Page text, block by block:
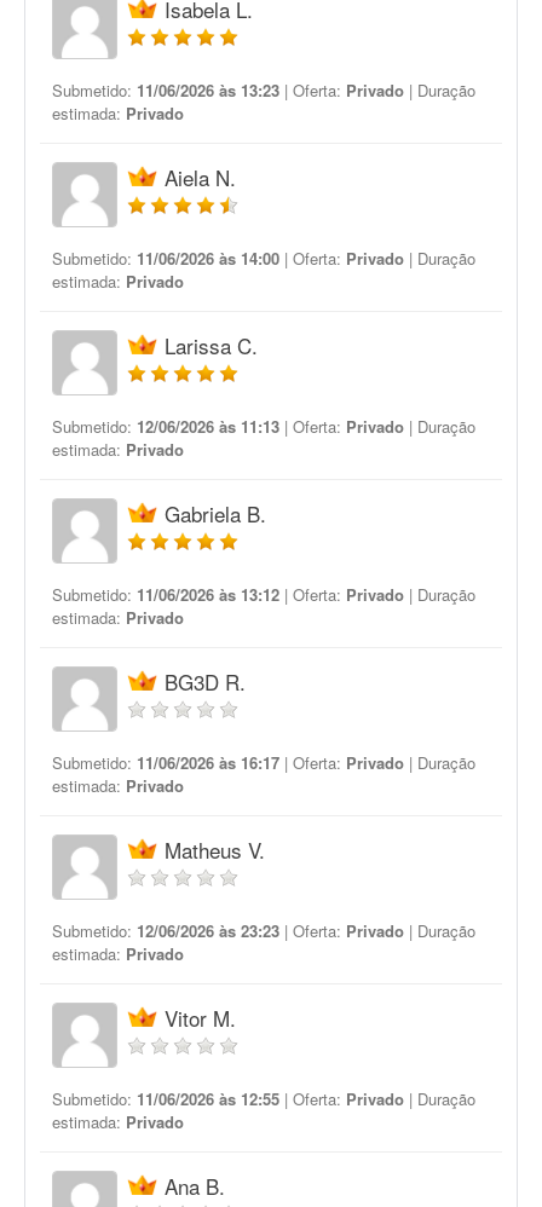
Isabela L.
Submetido: 11/06/2026 às 13:23 | Oferta: Privado | Duração
estimada: Privado
Aiela N.
Submetido: 11/06/2026 às 14:00 | Oferta: Privado | Duração
estimada: Privado
Larissa C.
Submetido: 12/06/2026 às 11:13 | Oferta: Privado | Duração
estimada: Privado
Gabriela B.
Submetido: 11/06/2026 às 13:12 | Oferta: Privado | Duração
estimada: Privado
BG3D R.
Submetido: 11/06/2026 às 16:17 | Oferta: Privado | Duração
estimada: Privado
Matheus V.
Submetido: 12/06/2026 às 23:23 | Oferta: Privado | Duração
estimada: Privado
Vitor M.
Submetido: 11/06/2026 às 12:55 | Oferta: Privado | Duração
estimada: Privado
Ana B.